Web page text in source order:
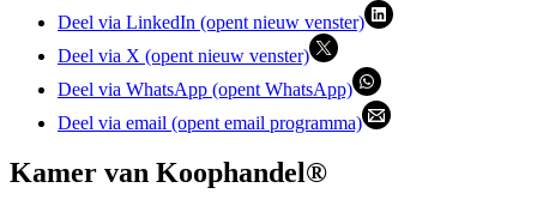
Deel via LinkedIn (opent nieuw venster)
Deel via X (opent nieuw venster)
Deel via WhatsApp (opent WhatsApp)
Deel via email (opent email programma)
Kamer van Koophandel®